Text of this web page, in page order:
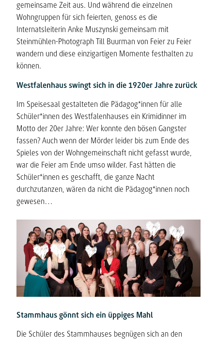
gemeinsame Zeit aus. Und während die einzelnen
Wohngruppen für sich feierten, genoss es die
Internatsleiterin Anke Muszynski gemeinsam mit
Steinmühlen-Photograph Till Buurman von Feier zu Feier
wandern und diese einzigartigen Momente festhalten zu
können.
Westfalenhaus swingt sich in die 1920er Jahre zurück
Im Speisesaal gestalteten die Pädagog*innen für alle
Schüler*innen des Westfalenhauses ein Krimidinner im
Motto der 20er Jahre: Wer konnte den bösen Gangster
fassen? Auch wenn der Mörder leider bis zum Ende des
Spieles von der Wohngemeinschaft nicht gefasst wurde,
war die Feier am Ende umso wilder. Fast hätten die
Schüler*innen es geschafft, die ganze Nacht
durchzutanzen, wären da nicht die Pädagog*innen noch
gewesen…
Stammhaus gönnt sich ein üppiges Mahl
Die Schüler des Stammhauses begnügen sich an den